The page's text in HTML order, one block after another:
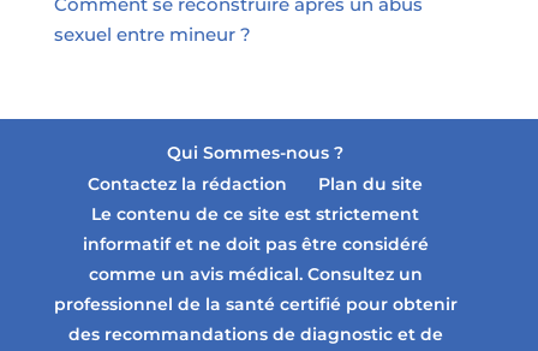
sexuel entre mineur ?
Qui Sommes-nous ?
Contactez la rédaction
Plan du site
Le contenu de ce site est strictement
informatif et ne doit pas être considéré
comme un avis médical. Consultez un
professionnel de la santé certifié pour obtenir
des recommandations de diagnostic et de